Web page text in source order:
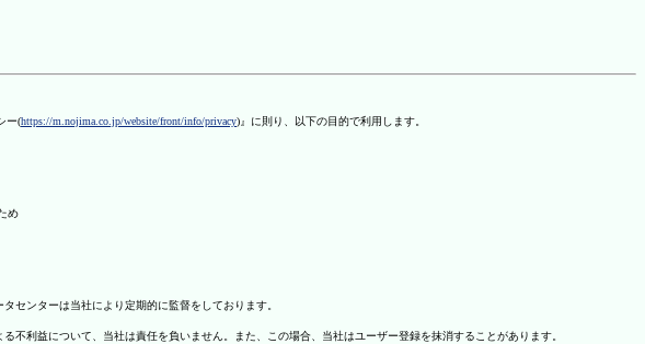
ー(https://m.nojima.co.jp/website/front/info/privacy)』に則り、以下の目的で利用します。
め
センターは当社により定期的に監督をしております。
利益について、当社は責任を負いません。また、この場合、当社はユーザー登録を抹消することがあります。